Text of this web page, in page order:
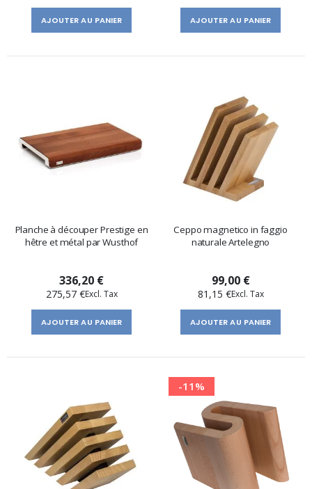
AJOUTER AU PANIER AJOUTER AU PANIER
Planche à découper Prestige en
hêtre et métal par Wusthof
336,20 €
275,57 €
AJOUTER AU PANIER
Ceppo magnetico in faggio
naturale Artelegno
99,00 €
81,15 €
AJOUTER AU PANIER
-11%